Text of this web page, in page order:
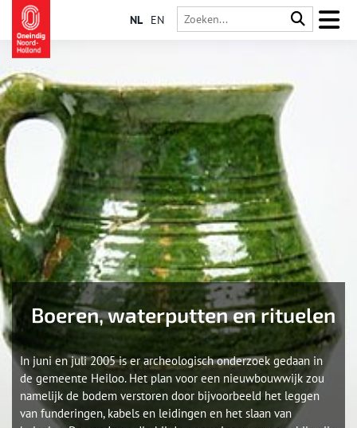
NL EN
Boeren, waterputten en rituelen
In juni en juli 2005 is er archeologisch onderzoek gedaan in
de gemeente Heiloo. Het plan voor een nieuwbouwwijk zou
namelijk de bodem verstoren door bijvoorbeeld het leggen
van funderingen, kabels en leidingen en het slaan van